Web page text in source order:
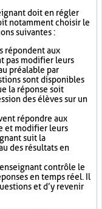
doit en régler
notamment choisir le
suivantes :
répondent aux
pas modifier leurs
préalable par
sont disponibles
la réponse soit
des élèves sur un
répondre aux
et modifier leurs
suit la
des résultats en
contrôle le
en temps réel. Il
et d’y revenir